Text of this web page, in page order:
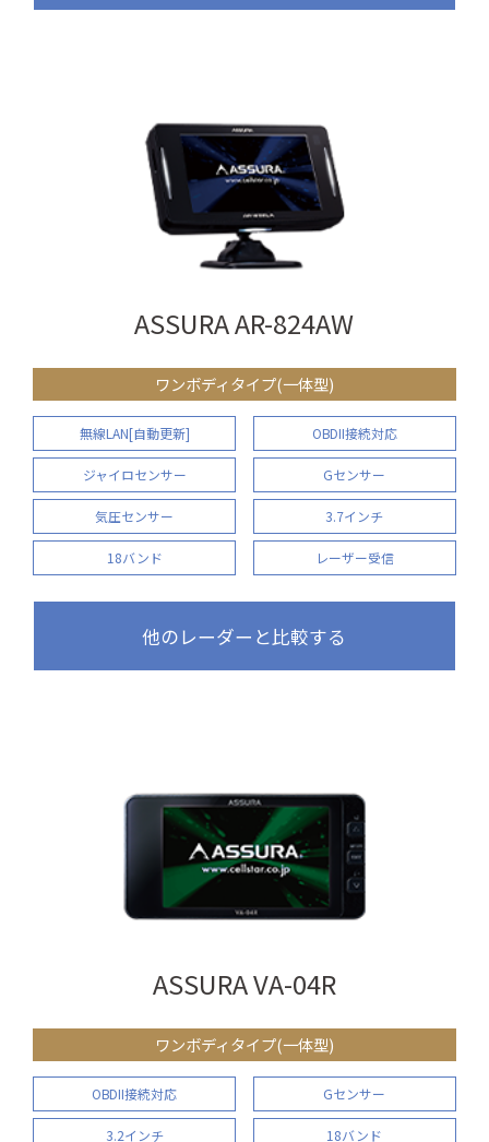
ASSURA AR-824AW
ワンボディタイプ(一体型)
無線LAN[自動更新] OBDII接続対応
ジャイロセンサー Gセンサー
気圧センサー 3.7インチ
18バンド レーザー受信
他のレーダーと比較する
ASSURA VA-04R
ワンボディタイプ(一体型)
OBDII接続対応 Gセンサー
3.2インチ 18バンド